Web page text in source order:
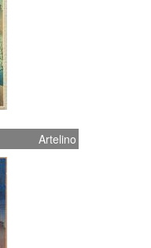
Artelino